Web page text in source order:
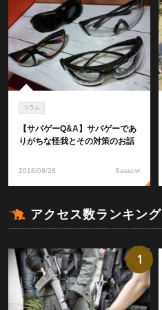
コラム
【サバゲーQ&A】サバゲーであ
りがちな怪我とその対策のお話
2018/08/28 Sassow
アクセス数ランキング
1